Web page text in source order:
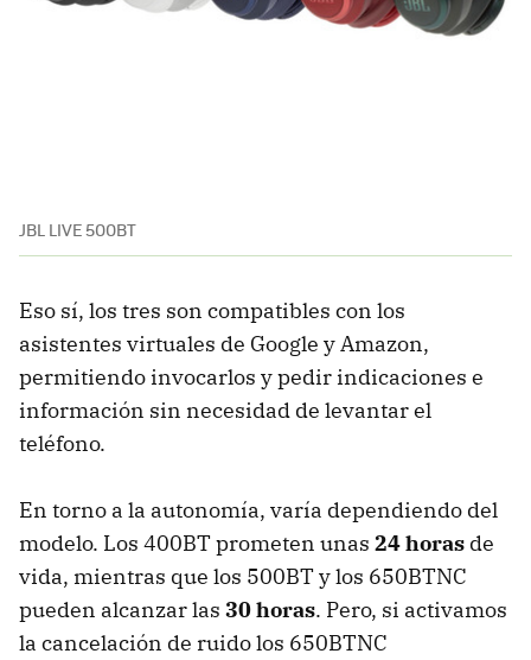
JBL LIVE 500BT
Eso sí, los tres son compatibles con los
asistentes virtuales de Google y Amazon,
permitiendo invocarlos y pedir indicaciones e
información sin necesidad de levantar el
teléfono.
En torno a la autonomía, varía dependiendo del
modelo. Los 400BT prometen unas 24 horas de
vida, mientras que los 500BT y los 650BTNC
pueden alcanzar las 30 horas. Pero, si activamos
la cancelación de ruido los 650BTNC